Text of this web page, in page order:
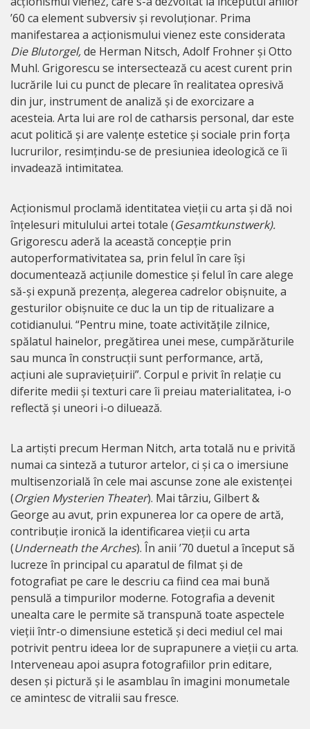
’60 ca element subversiv și revoluționar. Prima
manifestarea a acționismului vienez este considerata
Die Blutorgel,de Herman Nitsch, Adolf Frohner și Otto
Muhl. Grigorescu se intersectează cu acest curent prin
lucrările lui cu punct de plecare în realitatea opresivă
din jur, instrument de analiză și de exorcizare a
acesteia. Arta lui are rol de catharsis personal, dar este
acut politică și are valențe estetice și sociale prin forța
lucrurilor, resimțindu-se de presiuniea ideologică ce îi
invadează intimitatea.
Acționismul proclamă identitatea vieții cu arta și dă noi
înțelesuri mitulului artei totale (Gesamtkunstwerk).
Grigorescu aderă la această concepție prin
autoperformativitatea sa, prin felul în care își
documentează acțiunile domestice și felul în care alege
să-și expună prezența, alegerea cadrelor obișnuite, a
gesturilor obișnuite ce duc la un tip de ritualizare a
cotidianului. “Pentru mine, toate activitățile zilnice,
spălatul hainelor, pregătirea unei mese, cumpărăturile
sau munca în construcții sunt performance, artă,
acțiuni ale supraviețuirii”. Corpul e privit în relație cu
diferite medii și texturi care îi preiau materialitatea, i-o
reflectă și uneori i-o diluează.
La artiști precum Herman Nitch, arta totală nu e privită
numai ca sinteză a tuturor artelor, ci și ca o imersiune
multisenzorială în cele mai ascunse zone ale existenței
(Orgien Mysterien Theater). Mai târziu, Gilbert &
George au avut, prin expunerea lor ca opere de artă,
contribuție ironică la identificarea vieții cu arta
(Underneath the Arches). În anii ’70 duetul a început să
lucreze în principal cu aparatul de filmat și de
fotografiat pe care le descriu ca fiind cea mai bună
pensulă a timpurilor moderne. Fotografia a devenit
unealta care le permite să transpună toate aspectele
vieții într-o dimensiune estetică și deci mediul cel mai
potrivit pentru ideea lor de suprapunere a vieții cu arta.
Interveneau apoi asupra fotografiilor prin editare,
desen și pictură și le asamblau în imagini monumetale
ce amintesc de vitralii sau fresce.